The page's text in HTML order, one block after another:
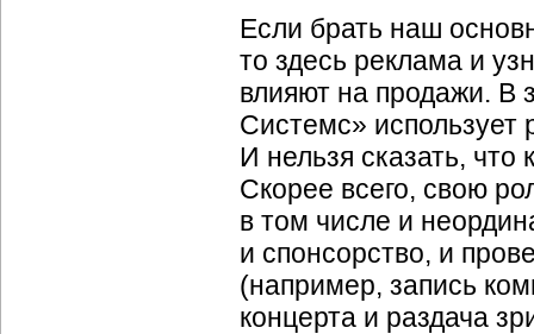
Если брать наш
то здесь реклама и
влияют на продажи. В
Системс» использует
И нельзя сказать, что
Скорее всего, свою
в том числе и
и спонсорство, и
(например, запись
концерта и раздача